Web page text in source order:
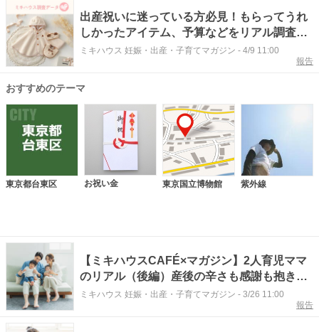
出産祝いに迷っている方必見！もらってうれ
しかったアイテム、予算などをリアル調査
（ミキハウスクラブアンケート調査）
ミキハウス 妊娠・出産・子育てマガジン - 4/9 11:00
報告
おすすめのテーマ
東京都台東区 お祝い金 東京国立博物館 紫外線
【ミキハウスCAFÉ×マガジン】2人育児ママ
のリアル（後編）産後の辛さも感謝も抱きし
めて。夫婦が「チーム」になるまでの試行錯
ミキハウス 妊娠・出産・子育てマガジン - 3/26 11:00
報告